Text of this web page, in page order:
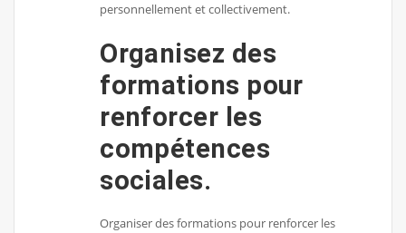
personnellement et collectivement.
Organisez des
formations pour
renforcer les
compétences
sociales.
Organiser des formations pour renforcer les